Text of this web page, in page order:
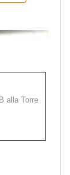
alla Torre